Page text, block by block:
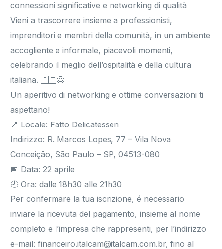
connessioni significative e networking di qualità
Vieni a trascorrere insieme a professionisti,
imprenditori e membri della comunità, in un ambiente
accogliente e informale, piacevoli momenti,
celebrando il meglio dell’ospitalità e della cultura
italiana. 🇮🇹😊
Un aperitivo di networking e ottime conversazioni ti
aspettano!
📍 Locale: Fatto Delicatessen
Indirizzo: R. Marcos Lopes, 77 – Vila Nova
Conceição, São Paulo – SP, 04513-080
📅 Data: 22 aprile
🕘 Ora: dalle 18h30 alle 21h30
Per confermare la tua iscrizione, é necessario
inviare la ricevuta del pagamento, insieme al nome
completo e l’impresa che rappresenti, per l’indirizzo
e-mail: financeiro.italcam@italcam.com.br, fino al